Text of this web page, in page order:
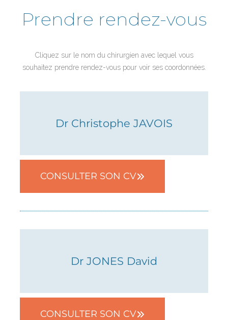
Prendre rendez-vous
Cliquez sur le nom du chirurgien avec lequel vous
souhaitez prendre rendez-vous pour voir ses coordonnées.
Dr Christophe JAVOIS
05 62 13 28 35
CONSULTER SON CV
Dr JONES David
CONSULTER SON CV